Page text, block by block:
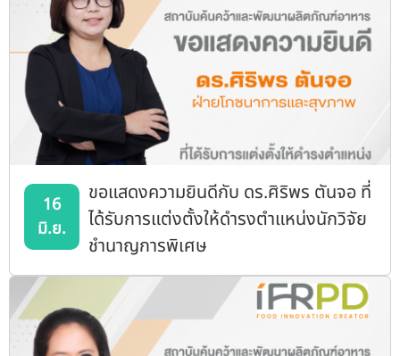
16
มิ.ย.
ขอแสดงความยินดีกับ ดร.ศิริพร ตันจอ ที่
ได้รับการแต่งตั้งให้ดำรงตำแหน่งนักวิจัย
ชำนาญการพิเศษ